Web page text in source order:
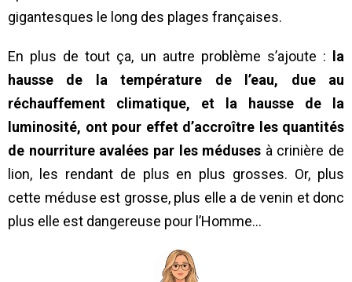
gigantesques le long des plages françaises.
En plus de tout ça, un autre problème s’ajoute :
la
hausse de la température de l’eau, due au
réchauffement climatique, et la hausse de la
luminosité, ont pour effet d’accroître les quantités
de nourriture avalées par les méduses à crinière de
lion, les rendant de plus en plus grosses. Or, plus
cette méduse est grosse, plus elle a de venin et donc
plus elle est dangereuse pour l’Homme…